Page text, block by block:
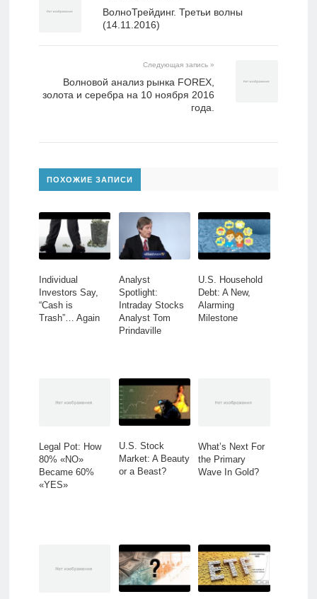
ВолноТрейдинг. Третьи волны
(14.11.2016)
Следующая запись »
Волновой анализ рынка FOREX,
золота и серебра на 10 ноября 2016
года.
ПОХОЖИЕ ЗАПИСИ
Individual
Investors Say,
“Cash is
Trash”… Again
Analyst
Spotlight:
Intraday Stocks
Analyst Tom
Prindaville
U.S. Household
Debt: A New,
Alarming
Milestone
Legal Pot: How
80% «NO»
Became 60%
«YES»
U.S. Stock
Market: A Beauty
or a Beast?
What’s Next For
the Primary
Wave In Gold?